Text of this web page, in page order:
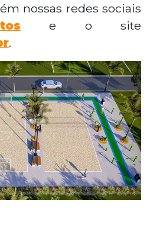
nossas redes sociais
e o site
.